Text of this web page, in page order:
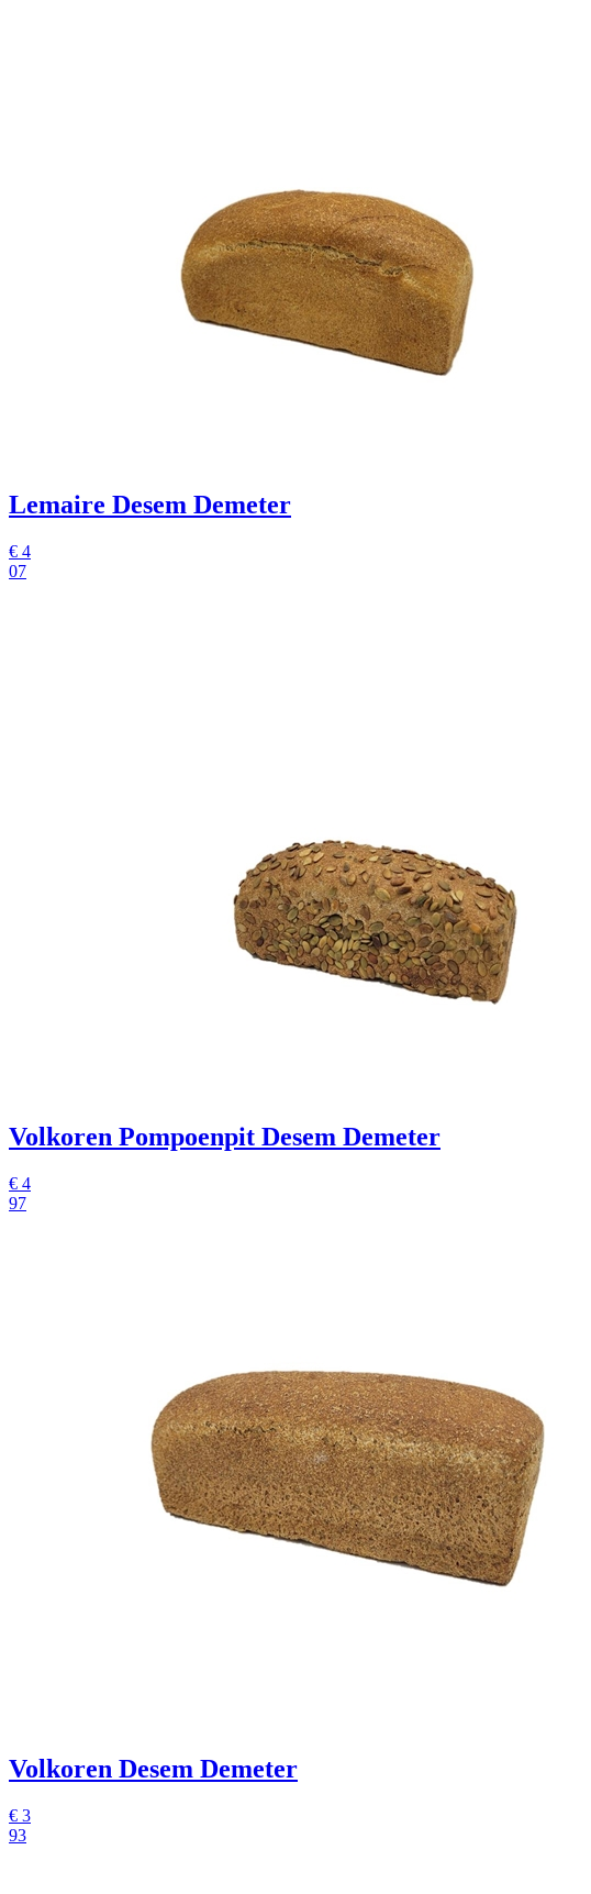
Lemaire Desem Demeter
€ 4
07
Volkoren Pompoenpit Desem Demeter
€ 4
97
Volkoren Desem Demeter
€ 3
93